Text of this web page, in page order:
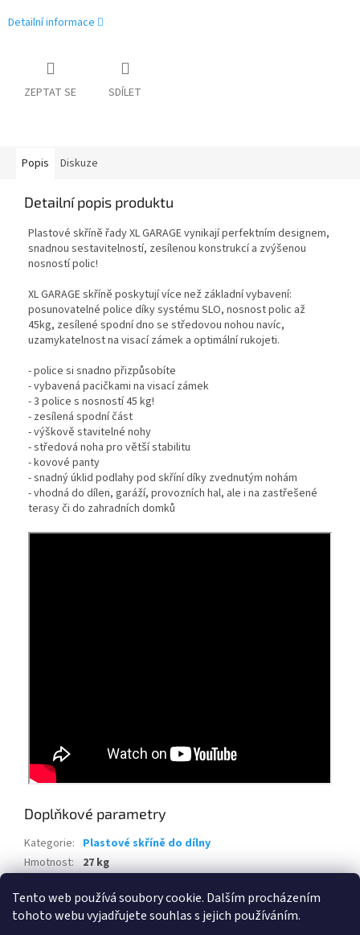
Tento web používá soubory cookie. Dalším procházením
tohoto webu vyjadřujete souhlas s jejich používáním.
Detailní informace
ZEPTAT SE SDÍLET
Popis Diskuze
Detailní popis produktu
Plastové skříně řady XL GARAGE vynikají perfektním designem,
snadnou sestavitelností, zesílenou konstrukcí a zvýšenou
nosností polic!
XL GARAGE skříně poskytují více než základní vybavení:
posunovatelné police díky systému SLO, nosnost polic až
45kg, zesílené spodní dno se středovou nohou navíc,
uzamykatelnost na visací zámek a optimální rukojeti.
- police si snadno přizpůsobíte
- vybavená pacičkami na visací zámek
- 3 police s nosností 45 kg!
- zesílená spodní část
- výškově stavitelné nohy
- středová noha pro větší stabilitu
- kovové panty
- snadný úklid podlahy pod skříní díky zvednutým nohám
- vhodná do dílen, garáží, provozních hal, ale i na zastřešené
terasy či do zahradních domků
Doplňkové parametry
Kategorie: Plastové skříně do dílny
Hmotnost: 27 kg